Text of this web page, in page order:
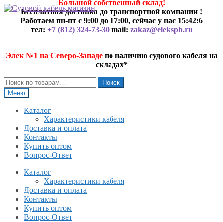
Перейти
навигации
Перейти
содержимому
Большой собственный склад!
Бесплатная доставка до транспортной компании !
Работаем пн-пт с 9:00 до 17:00, сейчас у нас 15:42:6
тел: +7 (812) 324-73-30mail: zakaz@elekspb.ru
Элек №1 на Северо-Западепо наличию судового кабеля на
складах*
Искать:
Поиск
Меню
Каталог
Характеристики кабеля
Доставка и оплата
Контакты
Купить оптом
Вопрос-Ответ
Каталог
Характеристики кабеля
Доставка и оплата
Контакты
Купить оптом
Вопрос-Ответ